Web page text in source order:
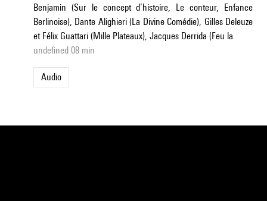
Benjamin (Sur le concept d’histoire, Le conteur, Enfance
Berlinoise), Dante Alighieri (La Divine Comédie), Gilles Deleuze
et Félix Guattari (Mille Plateaux), Jacques Derrida (Feu la
undefined 08 min
Audio